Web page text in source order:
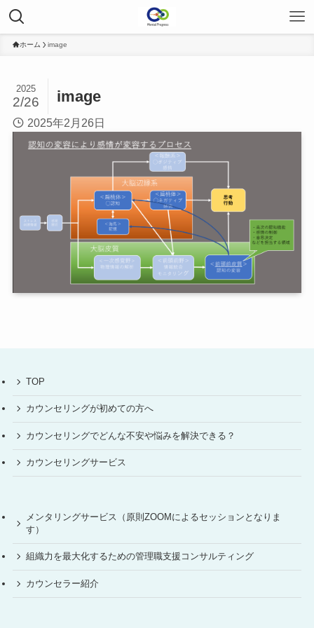
ホーム image
image
2025
2/26
2025年2月26日
TOP
カウンセリングが初めての方へ
カウンセリングでどんな不安や悩みを解決できる？
カウンセリングサービス
メンタリングサービス（原則ZOOMによるセッションとなりま
す）
組織力を最大化するための管理職支援コンサルティング
カウンセラー紹介